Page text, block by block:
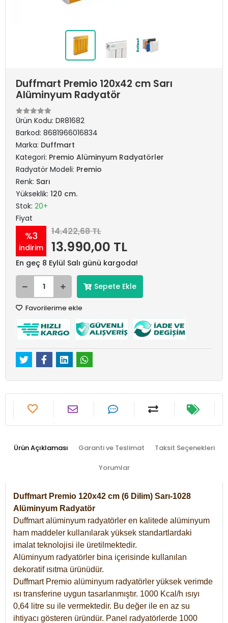
Duffmart Premio 120x42 cm Sarı
Alüminyum Radyatör
Ürün Kodu: DR81682
Barkod: 8681966016834
Marka: Duffmart
Kategori: Premio Alüminyum Radyatörler
Radyatör Modeli: Premio
Renk: Sarı
Yükseklik: 120 cm.
Stok: 20+
Fiyat
%3
indirim
14.422,68 TL
13.990,00 TL
En geç 8 Eylül Salı günü kargoda!
Sepete Ekle
Favorilerime ekle
Ürün Açıklaması Garanti ve Teslimat Taksit Seçenekleri
Yorumlar
Duffmart Premio 120x42 cm (6 Dilim) Sarı-1028
Alüminyum Radyatör
Duffmart alüminyum radyatörler en kalitede alüminyum
ham maddeler kullanılarak yüksek standartlardaki
imalat teknolojisi ile üretilmektedir.
Alüminyum radyatörler bina içerisinde kullanılan
dekoratif ısıtma ürünüdür.
Duffmart Premio alüminyum radyatörler yüksek verimde
ısı transferine uygun tasarlanmıştır. 1000 Kcal/h ısıyı
0,64 litre su ile vermektedir. Bu değer ile en az su
ihtiyacı gösteren üründür. Panel radyatörlerde 1000